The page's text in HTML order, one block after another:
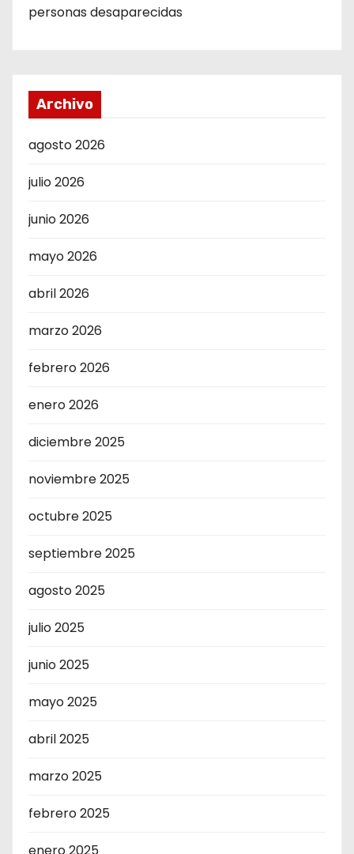
personas desaparecidas
Archivo
agosto 2026
julio 2026
junio 2026
mayo 2026
abril 2026
marzo 2026
febrero 2026
enero 2026
diciembre 2025
noviembre 2025
octubre 2025
septiembre 2025
agosto 2025
julio 2025
junio 2025
mayo 2025
abril 2025
marzo 2025
febrero 2025
enero 2025